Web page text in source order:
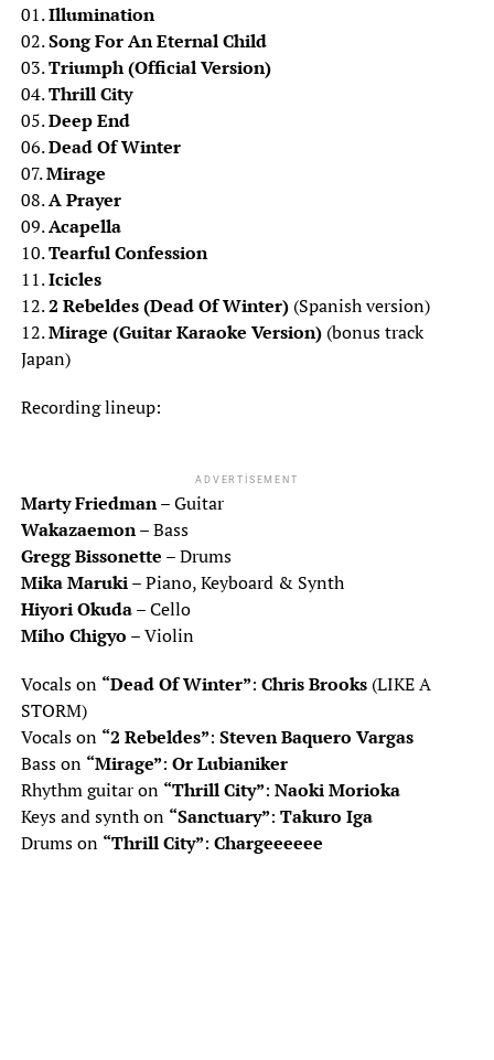
01.Illumination
02.Song For An Eternal Child
03.Triumph (Official Version)
04.Thrill City
05.Deep End
06.Dead Of Winter
07.Mirage
08.A Prayer
09.Acapella
10.Tearful Confession
11.Icicles
12.2 Rebeldes (Dead Of Winter)(Spanish version)
12.Mirage (Guitar Karaoke Version)(bonus track
Japan)
Recording lineup:
ADVERTISEMENT
Marty Friedman– Guitar
Wakazaemon– Bass
Gregg Bissonette – Drums
Mika Maruki– Piano, Keyboard & Synth
Hiyori Okuda– Cello
Miho Chigyo – Violin
Vocals on “Dead Of Winter”: Chris Brooks(LIKE A
STORM)
Vocals on “2 Rebeldes”: Steven Baquero Vargas
Bass on “Mirage”: Or Lubianiker
Rhythm guitar on “Thrill City”: Naoki Morioka
Keys and synth on “Sanctuary”: Takuro Iga
Drums on “Thrill City”: Chargeeeeee